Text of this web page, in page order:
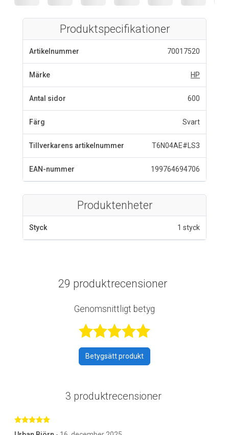
Produktspecifikationer
Artikelnummer 70017520
Märke HP
Antal sidor 600
Färg Svart
Tillverkarens artikelnummer T6N04AE#LS3
EAN-nummer 199764694706
Produktenheter
Styck 1 styck
29 produktrecensioner
Genomsnittligt betyg
Betygsatt 4,9
Betygsätt produkt
3 produktrecensioner
Betygsatt 5 av 5 stjärnor